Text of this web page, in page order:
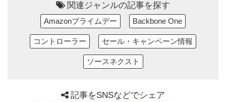
関連ジャンルの記事を探す
Amazonプライムデー Backbone One
コントローラー セール・キャンペーン情報
ソースネクスト
記事をSNSなどでシェア